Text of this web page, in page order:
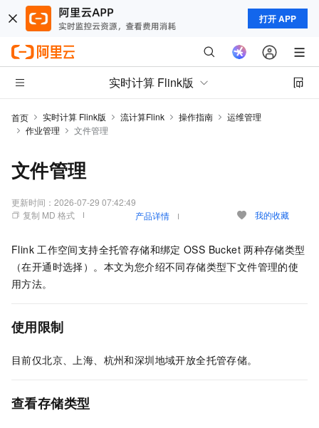
打开 APP
实时计算 Flink版
首页 实时计算 Flink版 流计算Flink 操作指南
运维管理
作业管理
文件管理
文件管理
更新时间： 2026-07-29 07:42:49
复制 MD 格式
产品详情 我的收藏
Flink 工作空间支持全托管存储和绑定 OSS Bucket 两种存储类型
（在开通时选择）。本文为您介绍不同存储类型下文件管理的使
用方法。
使用限制
目前仅北京、上海、杭州和深圳地域开放全托管存储。
查看存储类型